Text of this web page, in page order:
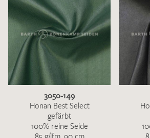
3050-149
Honan Best Select
gefärbt
100% reine Seide
85 g/lfm, 90 cm